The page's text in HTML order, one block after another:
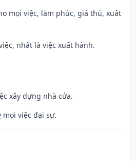
mọi việc, làm phúc, giá thú, xuất
nhất là việc xuất hành.
xây dựng nhà cửa.
mọi việc đại sự.